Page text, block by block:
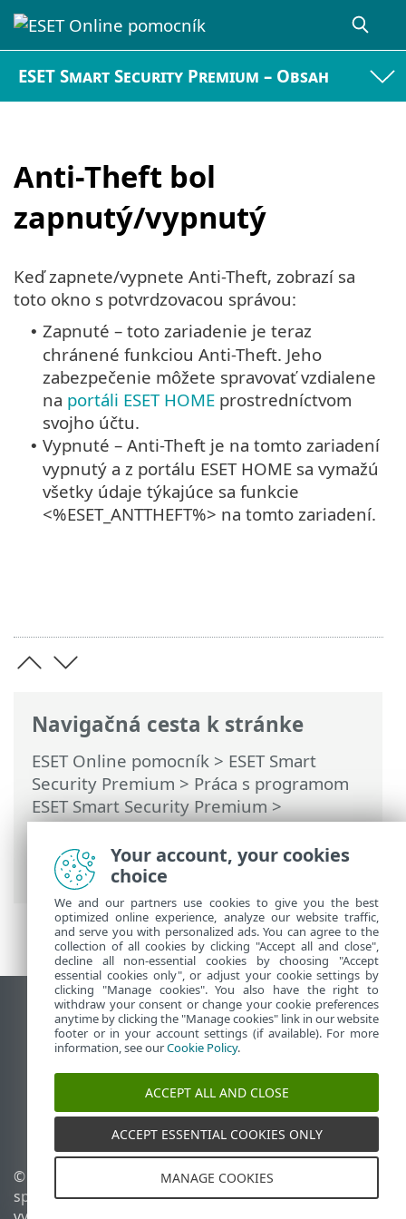
ESET Smart Security Premium – Obsah
Anti-Theft bol
zapnutý/vypnutý
Navigačná cesta k stránke
ESET Online pomocník > ESET Smart
Security Premium > Práca s programom
ESET Smart Security Premium>
Nastavenia>Bezpečnostné nástroje>
Anti-Theft > Dialógové okná – Anti-Theft >
Anti-Theft bol zapnutý
Keď zapnete/vypnete Anti-Theft, zobrazí sa
toto okno s potvrdzovacou správou:
• Zapnuté – toto zariadenie je teraz
chránené funkciou Anti-Theft. Jeho
zabezpečenie môžete spravovať vzdialene
na portáli ESET HOME prostredníctvom
svojho účtu.
• Vypnuté – Anti-Theft je na tomto zariadení
vypnutý a z portálu ESET HOME sa vymažú
všetky údaje týkajúce sa funkcie
<%ESET_ANTTHEFT%> na tomto zariadení.
Zobraziť stránku ako na počítači
End of Life
Databáza znalostí ESET
ESET Fórum
ESET Status Portal
Technická podpora
© 1992 - 2025 ESET,
spol. s r. o. Všetky práva
Spravovať súbory cookie
Zásady používania súborov
Your account, your cookies
choice
We and our partners use cookies to give you the best
optimized online experience, analyze our website traffic,
and serve you with personalized ads. You can agree to the
collection of all cookies by clicking "Accept all and close",
decline all non-essential cookies by choosing "Accept
essential cookies only", or adjust your cookie settings by
clicking "Manage cookies". You also have the right to
withdraw your consent or change your cookie preferences
anytime by clicking the "Manage cookies" link in our website
footer or in your account settings (if available). For more
information, see ourCookie Policy.
ACCEPT ALL AND CLOSE
ACCEPT ESSENTIAL COOKIES ONLY
MANAGE COOKIES